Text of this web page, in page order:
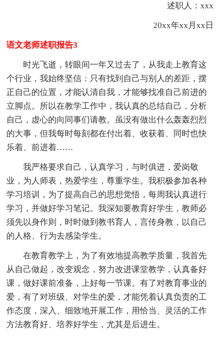
述职人：xxx
20xx年xx月xx日
语文老师述职报告3
时光飞逝，转眼间一年又过去了，从我走上教育这
个行业，我始终坚信：只有找到自己与别人的差距，摆
正自己的位置，才能认清自我，才能够找准自己前进的
立脚点。所以在教学工作中，我认真的总结自己，分析
自己，虚心的向同事们请教。虽没有做出什么轰轰烈烈
的大事，但我每时每刻都在付出着、收获着、同时也快
乐着、前进着……
我严格要求自己，认真学习，与时俱进，爱岗敬
业，为人师表，热爱学生，尊重学生。我积极参加各种
学习培训，为了提高自己的思想觉悟，每周我认真进行
学习，并做好学习笔记。我深知要教育好学生，教师必
须先以身作则，时时做到教书育人，言传身教，以自己
的人格、行为去感染学生。
在教育教学上，为了有效地提高教学质量，我首先
从自己做起，改变观念，努力改进课堂教学，认真备好
课，做好课前准备，上好每一节课。有了对教育事业的
爱，有了对班级、对学生的爱，才能凭着认真负责的工
作态度，深入、细致地开展工作，用恰当、灵活的工作
方法教育好、培养好学生，尤其是后进生。